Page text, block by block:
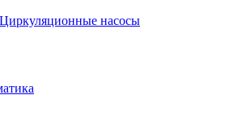
Циркуляционные насосы